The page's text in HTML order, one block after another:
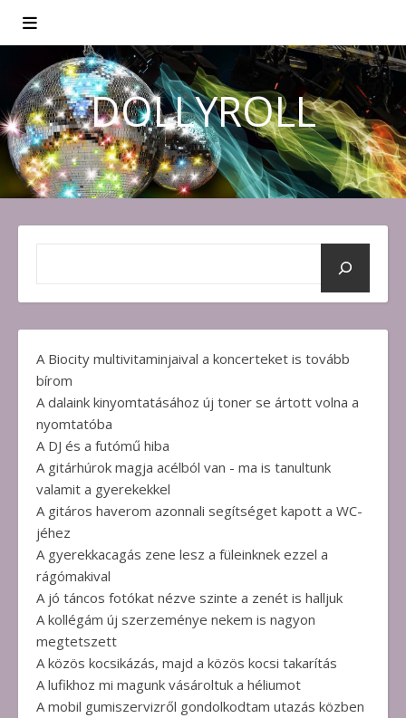
DOLLYROLL
A Biocity multivitaminjaival a koncerteket is tovább
bírom
A dalaink kinyomtatásához új toner se ártott volna a
nyomtatóba
A DJ és a futómű hiba
A gitárhúrok magja acélból van - ma is tanultunk
valamit a gyerekekkel
A gitáros haverom azonnali segítséget kapott a WC-
jéhez
A gyerekkacagás zene lesz a füleinknek ezzel a
rágómakival
A jó táncos fotókat nézve szinte a zenét is halljuk
A kollégám új szerzeménye nekem is nagyon
megtetszett
A közös kocsikázás, majd a közös kocsi takarítás
A lufikhoz mi magunk vásároltuk a héliumot
A mobil gumiszervizről gondolkodtam utazás közben